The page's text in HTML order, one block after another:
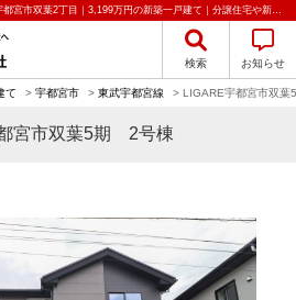
LIGARE宇都宮市双葉5期 2号棟 栃木県宇都宮市双葉2丁目｜3,199万円の新築一戸建て｜分譲住宅や新築物件｜宇都宮不動産株式会社
検索 お知らせ
て > 宇都宮市 > 東武宇都宮線 > LIGARE宇都宮市双
宮市双葉5期 2号棟